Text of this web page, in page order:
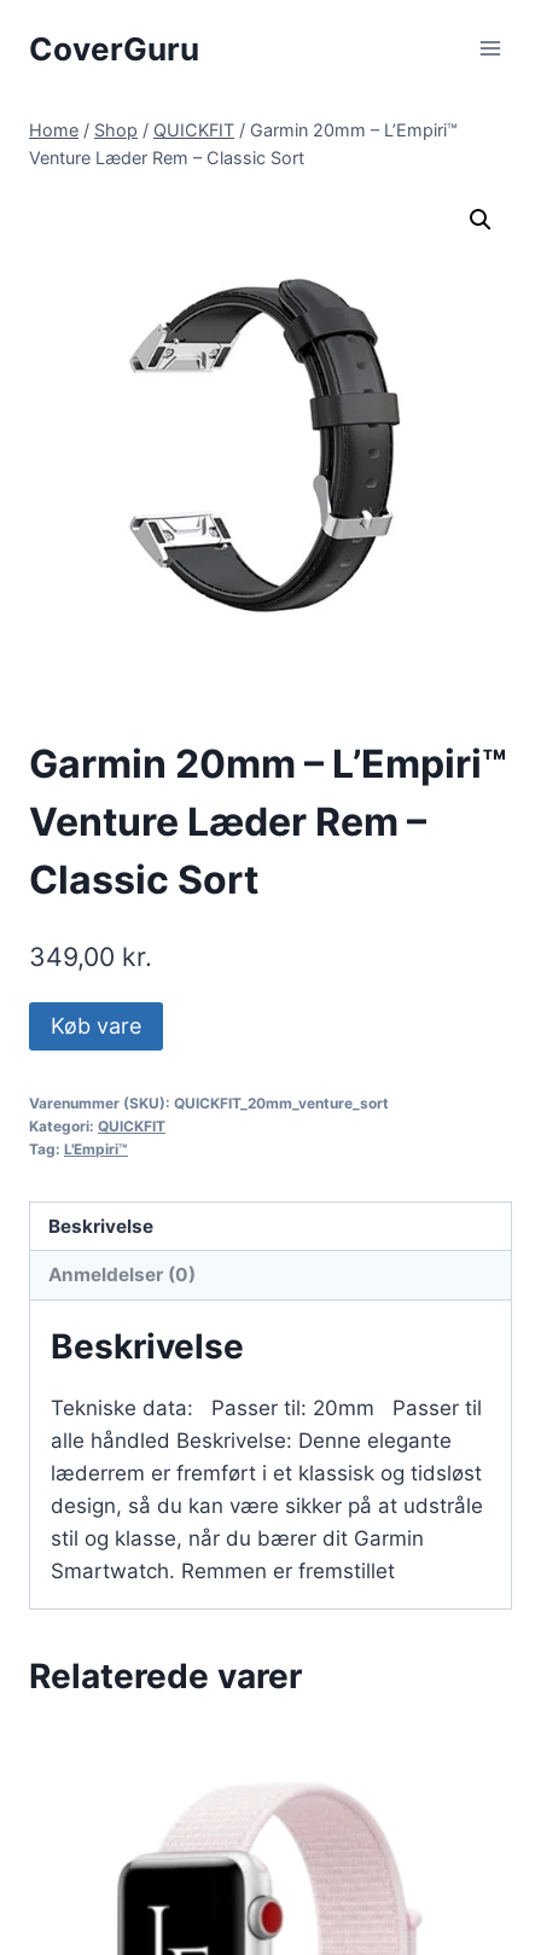
CoverGuru
Home / Shop / QUICKFIT / Garmin 20mm – L’Empiri™
Venture Læder Rem – Classic Sort
Garmin 20mm – L’Empiri™
Venture Læder Rem –
Classic Sort
349,00 kr.
Køb vare
Varenummer (SKU): QUICKFIT_20mm_venture_sort
Kategori: QUICKFIT
Tag: L'Empiri™
Beskrivelse
Anmeldelser (0)
Beskrivelse
Tekniske data: Passer til: 20mm Passer til
alle håndled Beskrivelse: Denne elegante
læderrem er fremført i et klassisk og tidsløst
design, så du kan være sikker på at udstråle
stil og klasse, når du bærer dit Garmin
Smartwatch. Remmen er fremstillet
Relaterede varer